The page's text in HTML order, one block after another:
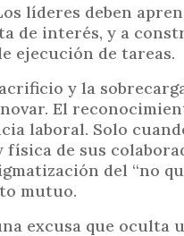
líderes deben
de interés, y a
ejecución de tareas.
y la
El
laboral. Solo
de sus
del “no
mutuo.
excusa que oculta